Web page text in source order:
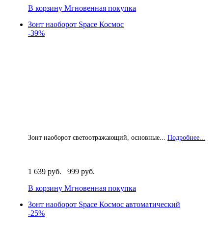
В корзину Мгновенная покупка
Зонт наоборот Space Космос
-39%
Зонт наоборот светоотражающий, основные... Подробнее...
1 639 руб.
999 руб.
В корзину Мгновенная покупка
Зонт наоборот Space Космос автоматический
-25%